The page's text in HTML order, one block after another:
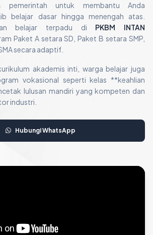
pemerintah untuk membantu Anda
belajar dasar hingga menengah atas.
belajar terpadu di PKBM INTAN
Paket A setara SD, Paket B setara SMP,
secara adaptif.
akademis inti, warga belajar juga
vokasional seperti kelas **keahlian
lulusan mandiri yang kompeten dan
industri.
Hubungi WhatsApp